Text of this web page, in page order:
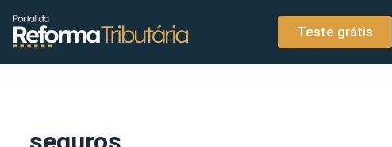
conteúdo
Teste grátis